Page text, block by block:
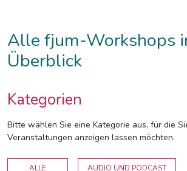
Alle fjum-Workshops
Überblick
Kategorien
Bitte wählen Sie eine Kategorie aus, für die
Veranstaltungen anzeigen lassen möchten.
ALLE AUDIO UND PODCAST